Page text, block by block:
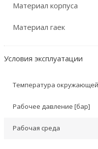
Материал корпуса
Материал гаек
Условия эксплуатации
Температура окружающей
Рабочее давление [бар]
Рабочая среда